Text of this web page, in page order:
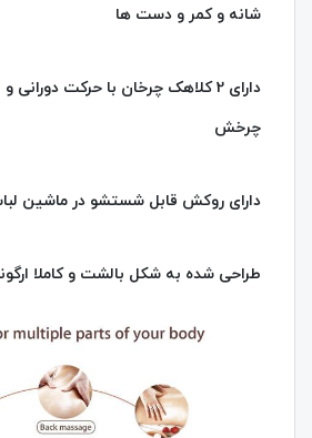
شانه و کمر و دست ها
دارای 2 کلاهک چرخان با حرکت
چرخش
دارای روکش قابل شستشو در ماشین
طراحی شده به شکل بالشت و کاملا